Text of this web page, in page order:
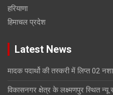
हरियाणा
हिमाचल प्रदेश
Latest News
मादक पदार्थो की तस्करी में लिप्त 02
विकासनगर क्षेत्र के लक्ष्मणपुर स्थित न्यू